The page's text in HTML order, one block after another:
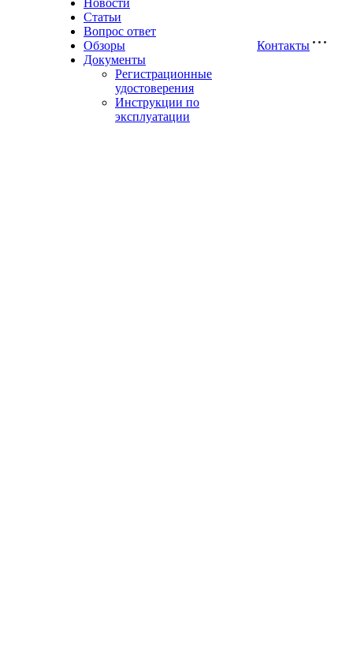
Новости
Статьи
Вопрос ответ
Обзоры
Документы
Регистрационные
удостоверения
Инструкции по
эксплуатации
Контакты